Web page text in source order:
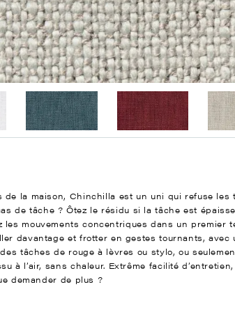
la maison, Chinchilla est un uni qui refuse les
de tâche ? Ôtez le résidu si la tâche est
les mouvements concentriques dans un premier
davantage et frotter en gestes tournants, avec
tâches de rouge à lèvres ou stylo, ou
à l’air, sans chaleur. Extrême facilité
demander de plus ?